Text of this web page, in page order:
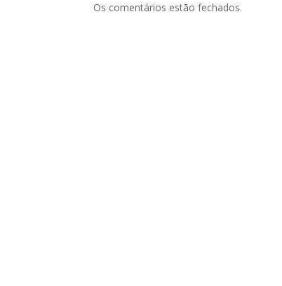
Os comentários estão fechados.